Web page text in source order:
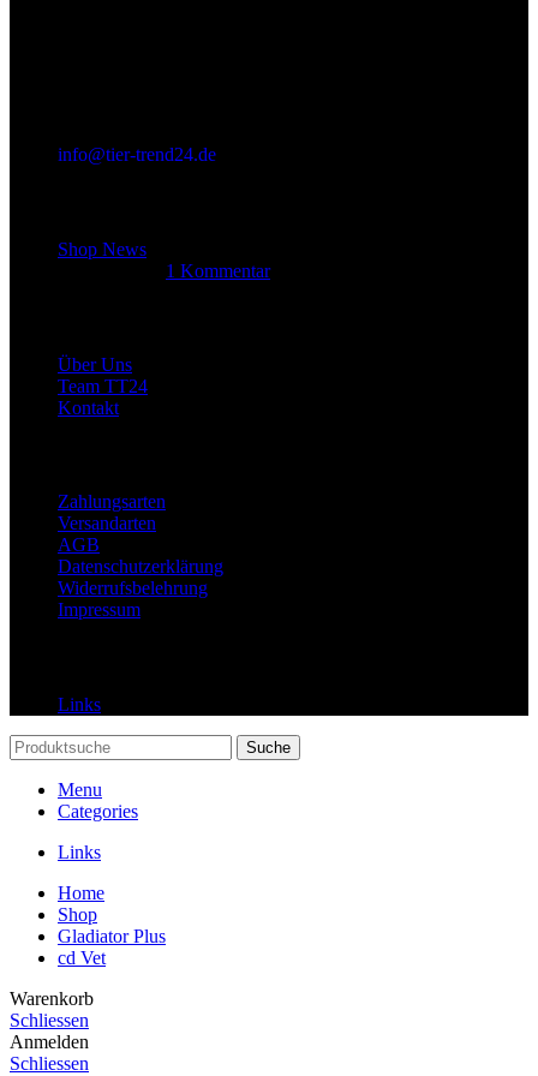
info@tier-trend24.de
Shop News
1 Kommentar
Über Uns
Team TT24
Kontakt
Zahlungsarten
Versandarten
AGB
Datenschutzerklärung
Widerrufsbelehrung
Impressum
Links
Suche
Menu
Categories
Links
Home
Shop
Gladiator Plus
cd Vet
Warenkorb
Schliessen
Anmelden
Schliessen